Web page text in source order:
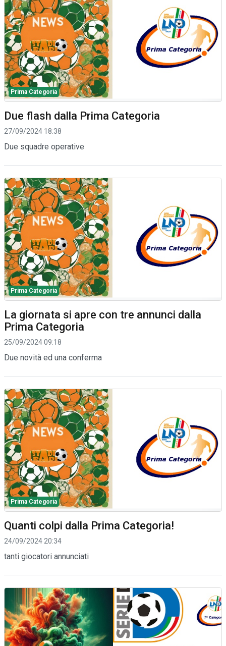
Prima Categoria
Due flash dalla Prima Categoria
27/09/2024 18:38
Due squadre operative
Prima Categoria
La giornata si apre con tre annunci dalla
Prima Categoria
25/09/2024 09:18
Due novità ed una conferma
Prima Categoria
Quanti colpi dalla Prima Categoria!
24/09/2024 20:34
tanti giocatori annunciati